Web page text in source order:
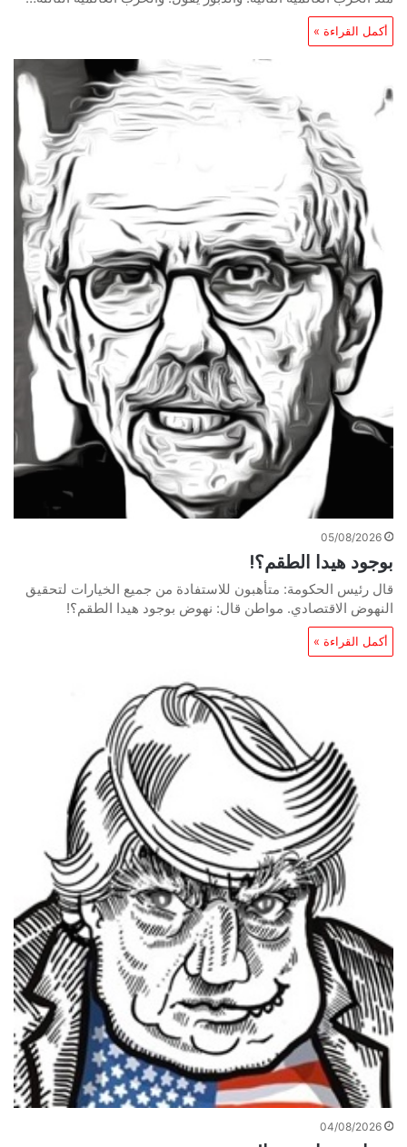
أكمل القراءة »
05/08/2026
بوجود هيدا الطقم؟!
قال رئيس الحكومة: متأهبون للاستفادة من جميع الخيارات لتحقيق
النهوض الاقتصادي. مواطن قال: نهوض بوجود هيدا الطقم؟!
أكمل القراءة »
04/08/2026